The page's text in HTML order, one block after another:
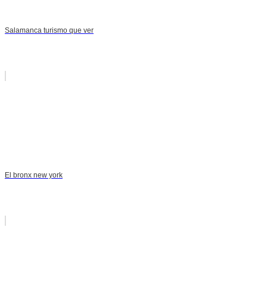
Salamanca turismo que ver
El bronx new york